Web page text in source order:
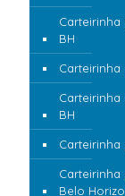
Carteirinha
BH
Carteirinha
Carteirinha
BH
Carteirinha
Carteirinha
Belo